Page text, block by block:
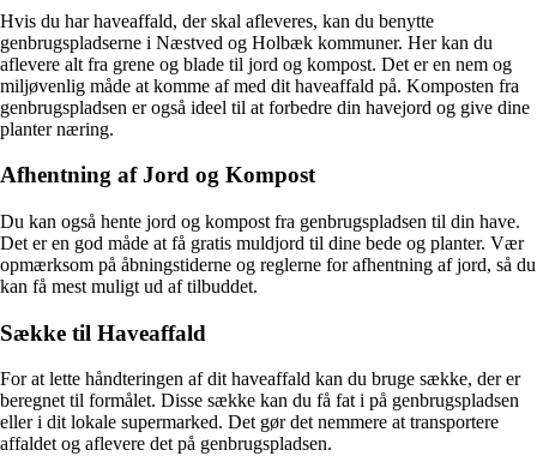
Hvis du har haveaffald, der skal afleveres, kan du benytte
genbrugspladserne i Næstved og Holbæk kommuner. Her kan du
aflevere alt fra grene og blade til jord og kompost. Det er en nem og
miljøvenlig måde at komme af med dit haveaffald på. Komposten fra
genbrugspladsen er også ideel til at forbedre din havejord og give dine
planter næring.
Afhentning af Jord og Kompost
Du kan også hente jord og kompost fra genbrugspladsen til din have.
Det er en god måde at få gratis muldjord til dine bede og planter. Vær
opmærksom på åbningstiderne og reglerne for afhentning af jord, så du
kan få mest muligt ud af tilbuddet.
Sække til Haveaffald
For at lette håndteringen af dit haveaffald kan du bruge sække, der er
beregnet til formålet. Disse sække kan du få fat i på genbrugspladsen
eller i dit lokale supermarked. Det gør det nemmere at transportere
affaldet og aflevere det på genbrugspladsen.